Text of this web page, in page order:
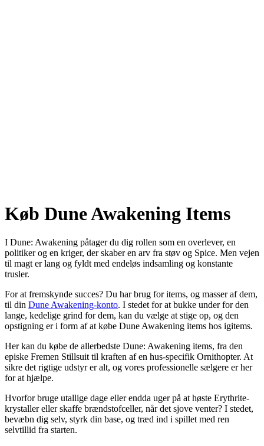
Køb Dune Awakening Items
I Dune: Awakening påtager du dig rollen som en overlever, en
politiker og en kriger, der skaber en arv fra støv og Spice. Men vejen
til magt er lang og fyldt med endeløs indsamling og konstante
trusler.
For at fremskynde succes? Du har brug for items, og masser af dem,
til din Dune Awakening-konto. I stedet for at bukke under for den
lange, kedelige grind for dem, kan du vælge at stige op, og den
opstigning er i form af at købe Dune Awakening items hos igitems.
Her kan du købe de allerbedste Dune: Awakening items, fra den
episke Fremen Stillsuit til kraften af en hus-specifik Ornithopter. At
sikre det rigtige udstyr er alt, og vores professionelle sælgere er her
for at hjælpe.
Hvorfor bruge utallige dage eller endda uger på at høste Erythrite-
krystaller eller skaffe brændstofceller, når det sjove venter? I stedet,
bevæbn dig selv, styrk din base, og træd ind i spillet med ren
selvtillid fra starten.